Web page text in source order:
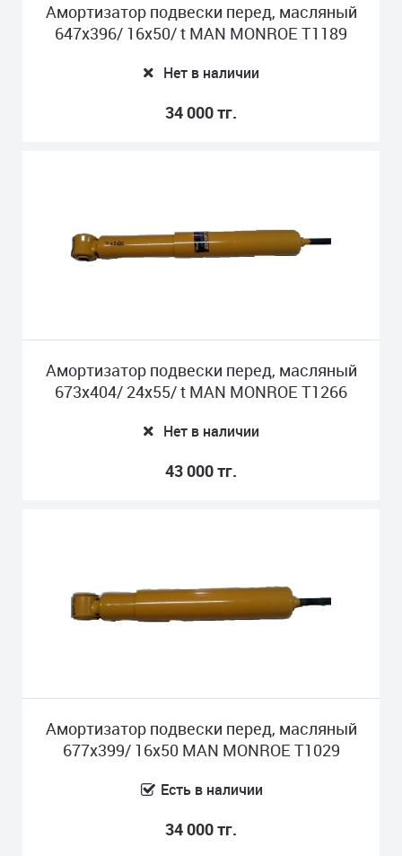
Амортизатор подвески перед, масляный
647x396/ 16x50/ t MAN MONROE T1189
Нет в наличии
34 000 тг.
Амортизатор подвески перед, масляный
673x404/ 24x55/ t MAN MONROE T1266
Нет в наличии
43 000 тг.
Амортизатор подвески перед, масляный
677x399/ 16x50 MAN MONROE T1029
Есть в наличии
34 000 тг.